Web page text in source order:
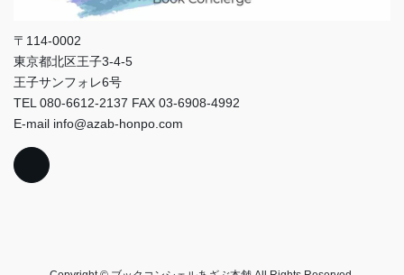
〒114-0002
東京都北区王子3-4-5
王子サンフォレ6号
TEL 080-6612-2137 FAX 03-6908-4992
E-mail info@azab-honpo.com